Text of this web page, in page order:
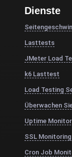
Dienste
Lasttests
JMeter Load
k6 Lasttest
Load Testing
Überwachen
Uptime
SSL Monitoring
Cron Job